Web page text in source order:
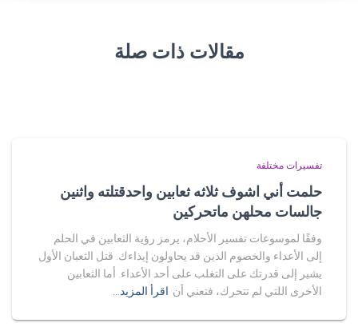
مقالات ذات صلة
تفسيرات مختلفة
حلمت أني اشوف ثلاثه ثعابين واحدقتلته واثنين
جالسات محلهن ماتحركين
وفقًا لموسوعات تفسير الأحلام، يرمز رؤية الثعابين في الحلم
إلى الأعداء والخصوم الذين قد يحاولون إيذاءك. قتل الثعبان الأول
يشير إلى قدرتك على التغلب على أحد الأعداء. أما الثعابين
الأخرى اللتي لم تتحرك، فتعني أن اقرأ المزيد…